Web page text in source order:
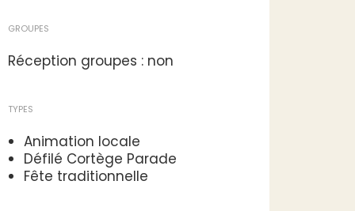
GROUPES
Réception groupes : non
TYPES
Animation locale
Défilé Cortège Parade
Fête traditionnelle